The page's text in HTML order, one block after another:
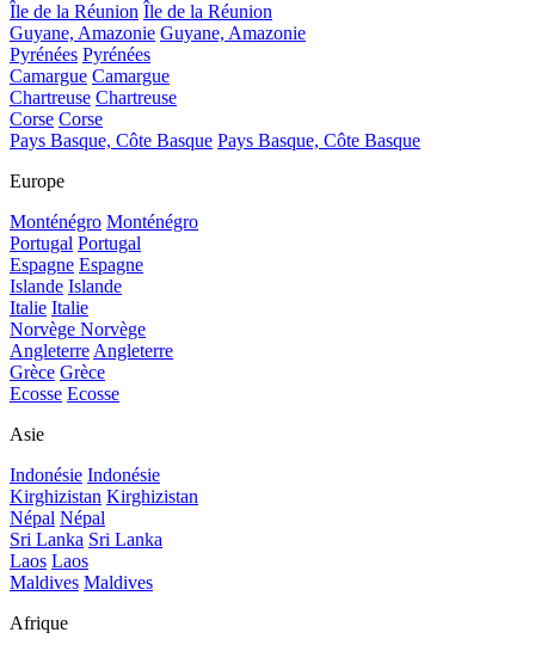
Île de la Réunion Île de la Réunion
Guyane, Amazonie Guyane, Amazonie
Pyrénées Pyrénées
Camargue Camargue
Chartreuse Chartreuse
Corse Corse
Pays Basque, Côte Basque Pays Basque, Côte Basque
Europe
Monténégro Monténégro
Portugal Portugal
Espagne Espagne
Islande Islande
Italie Italie
Norvège Norvège
Angleterre Angleterre
Grèce Grèce
Ecosse Ecosse
Asie
Indonésie Indonésie
Kirghizistan Kirghizistan
Népal Népal
Sri Lanka Sri Lanka
Laos Laos
Maldives Maldives
Afrique